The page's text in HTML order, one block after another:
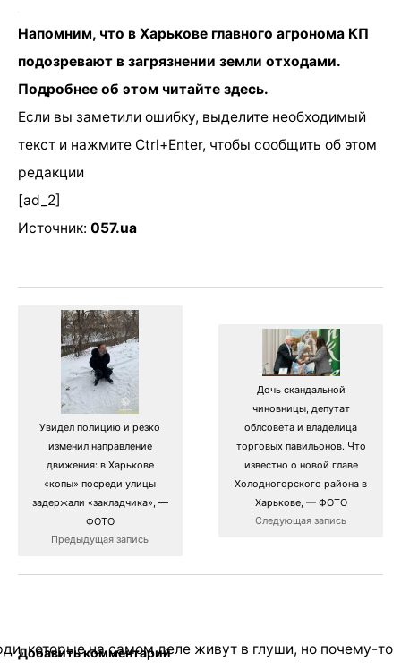
Напомним, что в Харькове главного агронома КП
подозревают в загрязнении земли отходами.
Подробнее об этом читайте здесь.
Если вы заметили ошибку, выделите необходимый
текст и нажмите Ctrl+Enter, чтобы сообщить об этом
редакции
[ad_2]
Источник: 057.ua
Увидел полицию и резко
изменил направление
движения: в Харькове
«копы» посреди улицы
задержали «закладчика», —
ФОТО
Предыдущая запись
Дочь скандальной
чиновницы, депутат
облсовета и владелица
торговых павильонов. Что
известно о новой главе
Холодногорского района в
Харькове, — ФОТО
Следующая запись
которые на самом деле живут в глуши, но почему-то
Добавить комментарий